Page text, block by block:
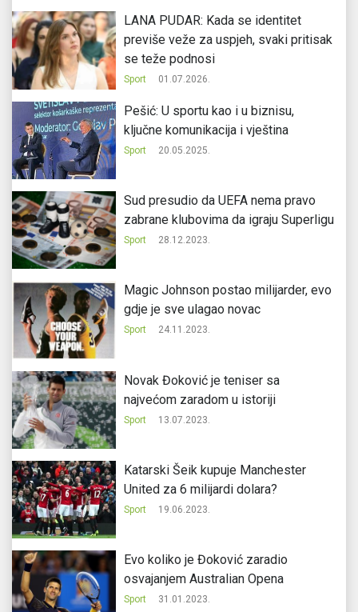
LANA PUDAR: Kada se identitet
previše veže za uspjeh, svaki pritisak
se teže podnosi
Sport 01.07.2026.
Pešić: U sportu kao i u biznisu,
ključne komunikacija i vještina
Sport 20.05.2025.
Sud presudio da UEFA nema pravo
zabrane klubovima da igraju Superligu
Sport 28.12.2023.
Magic Johnson postao milijarder, evo
gdje je sve ulagao novac
Sport 24.11.2023.
Novak Đoković je teniser sa
najvećom zaradom u istoriji
Sport 13.07.2023.
Katarski Šeik kupuje Manchester
United za 6 milijardi dolara?
Sport 19.06.2023.
Evo koliko je Đoković zaradio
osvajanjem Australian Opena
Sport 31.01.2023.